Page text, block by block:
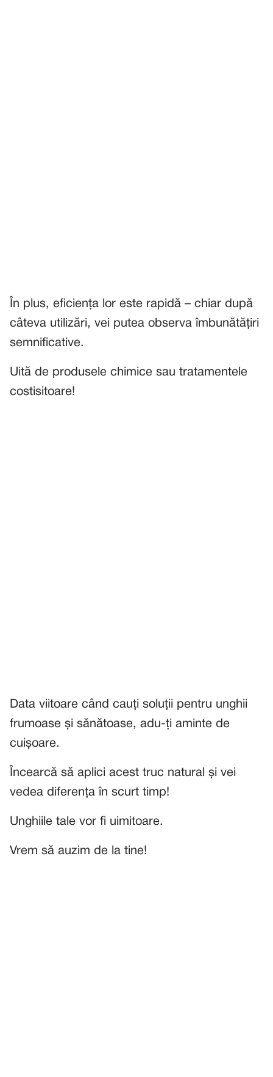
În plus, eficiența lor este rapidă – chiar după
câteva utilizări, vei putea observa îmbunătățiri
semnificative.
Uită de produsele chimice sau tratamentele
costisitoare!
Data viitoare când cauți soluții pentru unghii
frumoase și sănătoase, adu-ți aminte de
cuișoare.
Încearcă să aplici acest truc natural și vei
vedea diferența în scurt timp!
Unghiile tale vor fi uimitoare.
Vrem să auzim de la tine!